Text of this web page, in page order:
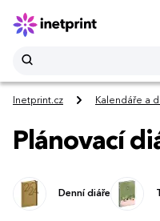
Inetprint.cz Kalendáře a
Plánovací
Denní diáře